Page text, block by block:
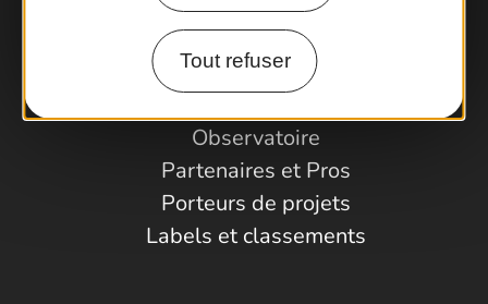
Tout refuser
Comment venir ?
Observatoire
Partenaires et Pros
Porteurs de projets
Labels et classements